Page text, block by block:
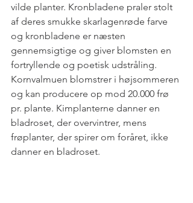
vilde planter. Kronbladene praler stolt
af deres smukke skarlagenrøde farve
og kronbladene er næsten
gennemsigtige og giver blomsten en
fortryllende og poetisk udstråling.
Kornvalmuen blomstrer i højsommeren
og kan producere op mod 20.000 frø
pr. plante. Kimplanterne danner en
bladroset, der overvintrer, mens
frøplanter, der spirer om foråret, ikke
danner en bladroset.